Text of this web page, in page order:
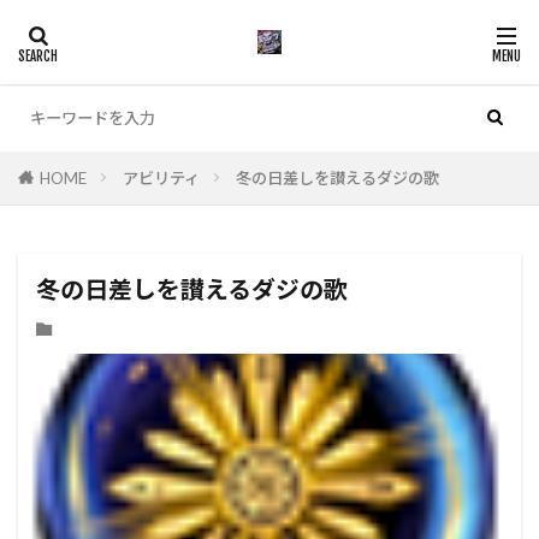
HOME アビリティ 冬の日差しを讃えるダジの歌
冬の日差しを讃えるダジの歌
カテゴリー